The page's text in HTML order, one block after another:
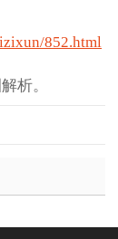
852.html
析。